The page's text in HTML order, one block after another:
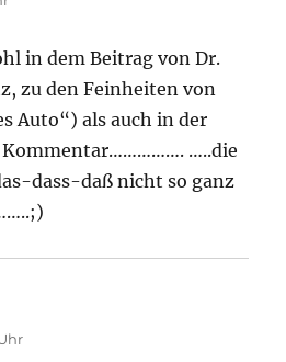
in dem Beitrag von Dr.
zu den Feinheiten von
Auto“) als auch in der
Kommentar……………. …..die
dass-daß nicht so ganz